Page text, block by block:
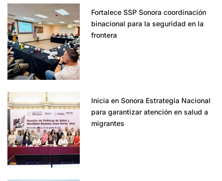
Fortalece SSP Sonora coordinación
binacional para la seguridad en la
frontera
Inicia en Sonora Estrategia Nacional
para garantizar atención en salud a
migrantes